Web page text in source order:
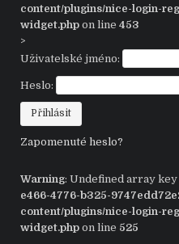
content/plugins/nice-login-
widget.php on line453
>
Uživatelské jméno:
Heslo:
Zapomenuté heslo?
Warning: Undefined array
e466-4776-b325-
content/plugins/nice-login-
widget.php on line 525